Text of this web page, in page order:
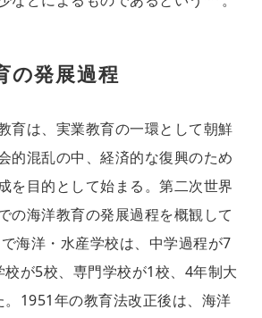
の発展過程
育は、実業教育の一環として朝鮮
的混乱の中、経済的な復興のため
を目的として始まる。第二次世界
の海洋教育の発展過程を概観して
海洋・水産学校は、中学過程が7
が5校、専門学校が1校、4年制大
1951年の教育法改正後は、海洋